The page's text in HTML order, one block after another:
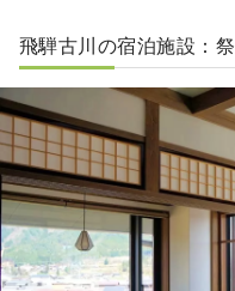
飛騨古川の宿泊施設：